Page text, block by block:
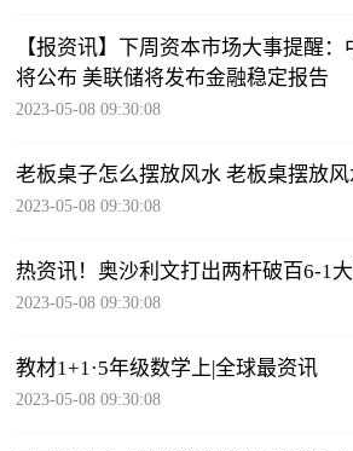
【报资讯】下周资本市场大事提醒
将公布 美联储将发布金融稳定报告
2023-05-08 09:30:08
老板桌子怎么摆放风水 老板桌摆放
2023-05-08 09:30:08
热资讯！奥沙利文打出两杆破百6-1
2023-05-08 09:30:08
教材1+1·5年级数学上|全球最资讯
2023-05-08 09:30:08